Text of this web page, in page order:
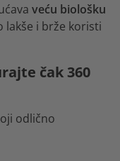
veću biološku
lakše i brže koristi
čak 360
odlično